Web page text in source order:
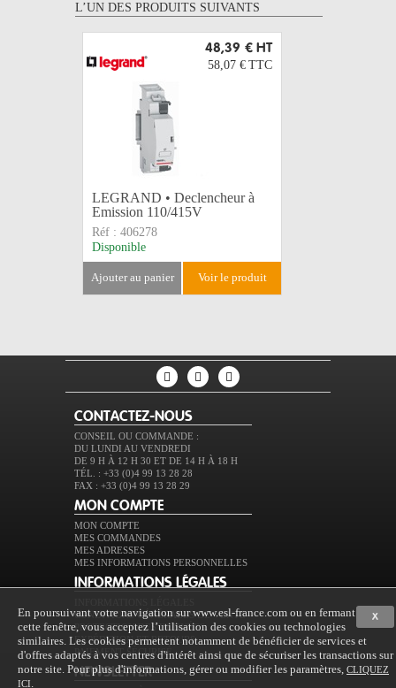
L’UN DES PRODUITS SUIVANTS
48,39 € HT
58,07 € TTC
LEGRAND • Declencheur à
Emission 110/415V
Réf : 406278
Disponible
ajouter au panier voir le produit
CONTACTEZ-NOUS
CONSEIL OU COMMANDE :
DU LUNDI AU VENDREDI
DE 9 H À 12 H 30 ET DE 14 H À 18 H
TÉL. : +33 (0)4 99 13 28 28
FAX : +33 (0)4 99 13 28 29
MON COMPTE
MON COMPTE
MES COMMANDES
MES ADRESSES
MES INFORMATIONS PERSONNELLES
INFORMATIONS LÉGALES
CONDITIONS GÉNÉRALES DE VENTE
PROTECTION DES DONNÉES
EXPÉDITION ET RETOURS
PAIEMENT SÉCURISÉ
NEWSLETTER
X
En poursuivant votre navigation sur www.esl-france.com ou en fermant
cette fenêtre, vous acceptez l’utilisation des cookies ou technologies
similaires. Les cookies permettent notamment de bénéficier de services et
d'offres adaptés à vos centres d'intérêt ainsi que de sécuriser les transactions sur
notre site. Pour plus d'informations, gérer ou modifier les paramètres, CLIQUEZ
ICI.